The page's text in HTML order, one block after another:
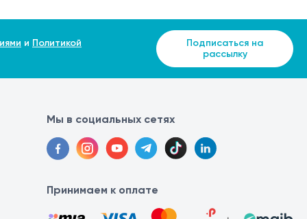
хрящи, сухожилия, связки и др.).
При наличии болевых ощущений или обострения
и Политикой
Подписаться на
рассылку
Мы в социальных сетях
Принимаем к оплате